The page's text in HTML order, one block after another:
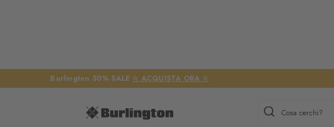
Burlington 50% SALE ☆ ACQUISTA ORA ☆
Cosa cerchi?